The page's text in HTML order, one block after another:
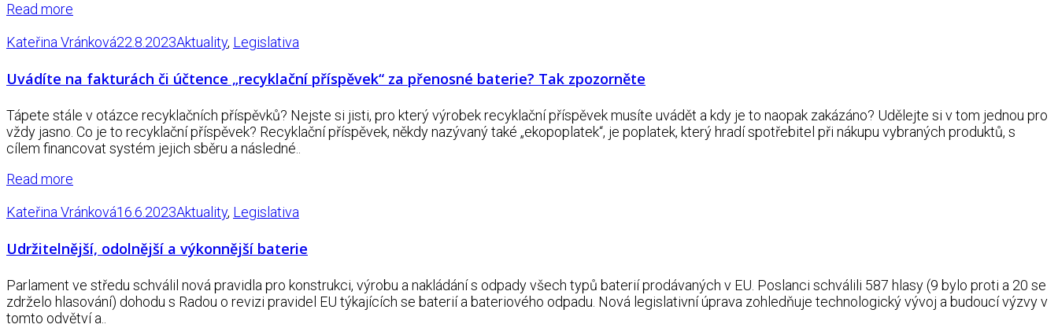
Read more
Kateřina Vránková22.8.2023Aktuality, Legislativa
Uvádíte na fakturách či účtence „recyklační příspěvek“ za přenosné baterie? Tak zpozorněte
Tápete stále v otázce recyklačních příspěvků? Nejste si jisti, pro který výrobek recyklační příspěvek musíte uvádět a kdy je to naopak zakázáno? Udělejte si v tom jednou pro
vždy jasno. Co je to recyklační příspěvek? Recyklační příspěvek, někdy nazývaný také „ekopoplatek“, je poplatek, který hradí spotřebitel při nákupu vybraných produktů, s
cílem financovat systém jejich sběru a následné..
Read more
Kateřina Vránková16.6.2023Aktuality, Legislativa
Udržitelnější, odolnější a výkonnější baterie
Parlament ve středu schválil nová pravidla pro konstrukci, výrobu a nakládání s odpady všech typů baterií prodávaných v EU. Poslanci schválili 587 hlasy (9 bylo proti a 20 se
zdrželo hlasování) dohodu s Radou o revizi pravidel EU týkajících se baterií a bateriového odpadu. Nová legislativní úprava zohledňuje technologický vývoj a budoucí výzvy v
tomto odvětví a..